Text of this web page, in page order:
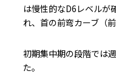
は慢性的なD6レベルが
れ、首の前弯カーブ（
初期集中期の段階では
た。